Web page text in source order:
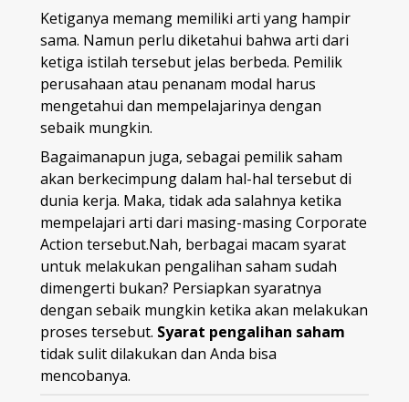
Ketiganya memang memiliki arti yang hampir
sama. Namun perlu diketahui bahwa arti dari
ketiga istilah tersebut jelas berbeda. Pemilik
perusahaan atau penanam modal harus
mengetahui dan mempelajarinya dengan
sebaik mungkin.
Bagaimanapun juga, sebagai pemilik saham
akan berkecimpung dalam hal-hal tersebut di
dunia kerja. Maka, tidak ada salahnya ketika
mempelajari arti dari masing-masing Corporate
Action tersebut.Nah, berbagai macam syarat
untuk melakukan pengalihan saham sudah
dimengerti bukan? Persiapkan syaratnya
dengan sebaik mungkin ketika akan melakukan
proses tersebut. Syarat pengalihan saham
tidak sulit dilakukan dan Anda bisa
mencobanya.